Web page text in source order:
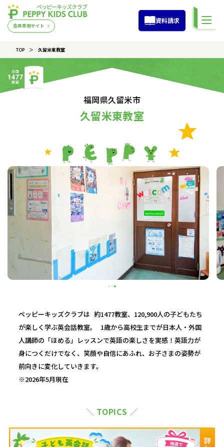
会員専用サイト
資料請求
TOP 久留米東教室
福岡県久留米市
久留米東教室
ペッピーキッズクラブは 約1477教室、120,900人の子どもたち
が楽しく学ぶ英会話教室。 1歳から高校生までが日本人・外国
人講師の「ほめる」レッスンで英語の楽しさを実感！英語力が
身につくだけでなく、笑顔や自信にあふれ、お子さまの姿勢が
前向きに変化していきます。
※2026年5月現在
＼ TOPICS ／